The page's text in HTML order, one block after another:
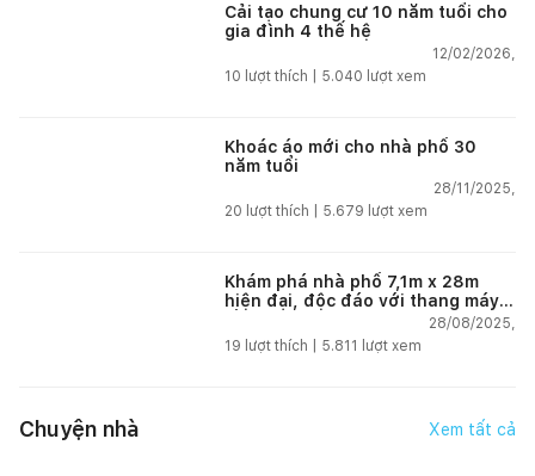
Cải tạo chung cư 10 năm tuổi cho
gia đình 4 thế hệ
12/02/2026,
10 lượt thích | 5.040 lượt xem
Khoác áo mới cho nhà phố 30
năm tuổi
28/11/2025,
20 lượt thích | 5.679 lượt xem
Khám phá nhà phố 7,1m x 28m
hiện đại, độc đáo với thang máy
lồng kính và sân vườn tại Hải
Phòng
28/08/2025,
19 lượt thích | 5.811 lượt xem
Chuyện nhà Xem tất cả